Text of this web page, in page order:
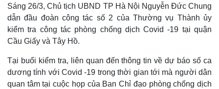
Sáng 26/3, Chủ tịch UBND TP Hà Nội Nguyễn Đức Chung
dẫn đầu đoàn công tác số 2 của Thường vụ Thành ủy
kiểm tra công tác phòng chống dịch Covid -19 tại quận
Cầu Giấy và Tây Hồ.
Tại buổi kiểm tra, liên quan đến thông tin về dự báo số ca
dương tính với Covid -19 trong thời gian tới mà người dân
quan tâm tại cuộc họp của Ban Chỉ đạo phòng chống dịch